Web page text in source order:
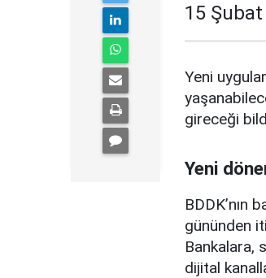
15
Yeni
gireceği
Yeni
BDDK’nın
gününden
Bankalara,
dijital